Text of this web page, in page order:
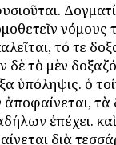
νόμους
τό τε
δὲ τὸ μὲν
ὑπόληψις. ὁ
ἀποφαίνεται,
ἐπέχει.
διὰ